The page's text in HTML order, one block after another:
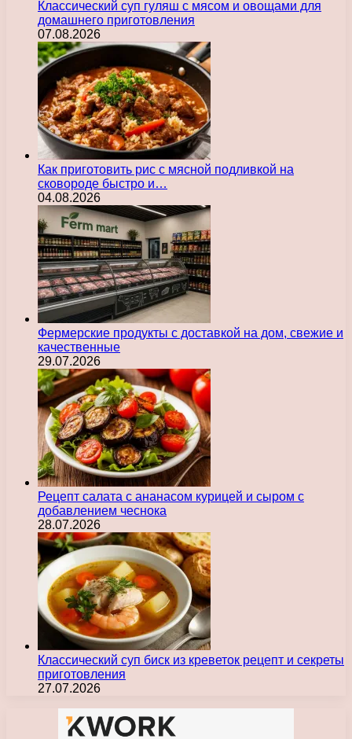
Классический суп гуляш с мясом и овощами для
домашнего приготовления
07.08.2026
Как приготовить рис с мясной подливкой на
сковороде быстро и…
04.08.2026
Фермерские продукты с доставкой на дом, свежие и
качественные
29.07.2026
Рецепт салата с ананасом курицей и сыром с
добавлением чеснока
28.07.2026
Классический суп биск из креветок рецепт и секреты
приготовления
27.07.2026